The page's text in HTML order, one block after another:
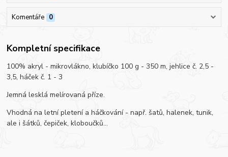
Komentáře 0
Kompletní specifikace
100% akryl - mikrovlákno, klubíčko 100 g - 350 m, jehlice č. 2,5 -
3,5, háček č. 1 - 3
Jemná lesklá melírovaná příze.
Vhodná na letní pletení a háčkování - např. šatů, halenek, tunik,
ale i šátků, čepiček, kloboučků...